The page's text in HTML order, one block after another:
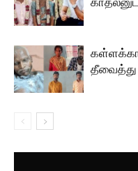
தீவைத்து